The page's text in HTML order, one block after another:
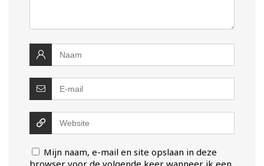
Mijn naam, e-mail en site opslaan in deze
browser voor de volgende keer wanneer ik een